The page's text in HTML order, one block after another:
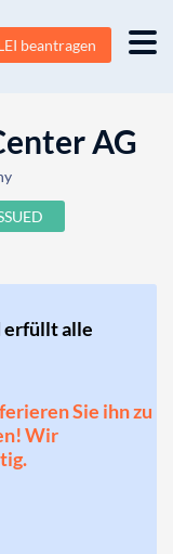
beantragen
AG
erfüllt alle
Sie ihn zu
Wir